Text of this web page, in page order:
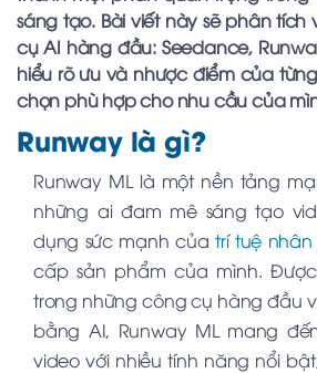
sáng tạo. Bài viết này sẽ phân tích
cụ AI hàng đầu: Seedance,
hiểu rõ ưu và nhược điểm của
chọn phù hợp cho nhu cầu của
Runway là gì?
Runway ML là một nền tảng
những ai đam mê sáng tạo
dụng sức mạnh của trí tuệ
cấp sản phẩm của mình.
trong những công cụ hàng đầu
bằng AI, Runway ML mang
video với nhiều tính năng nổi